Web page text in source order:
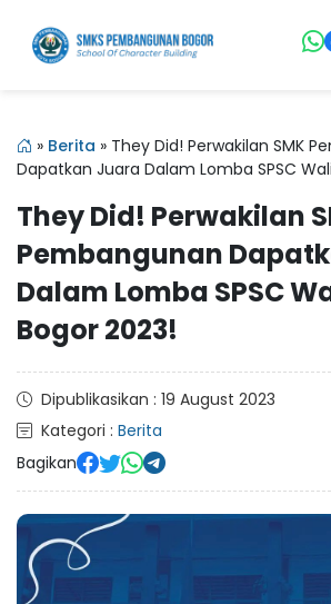
» Berita » They Did! Perwakilan SMK
Dapatkan Juara Dalam Lomba SPSC
They Did! Perwakilan
Pembangunan
Dalam Lomba SPSC
Bogor 2023!
Dipublikasikan : 19 August 2023
Kategori : Berita
Bagikan